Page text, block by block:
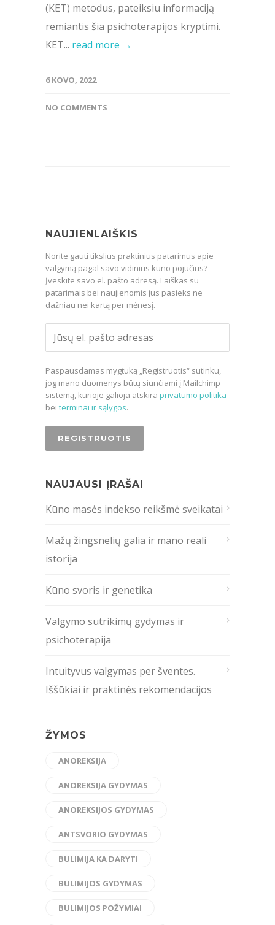
(KET) metodus, pateiksiu informaciją
remiantis šia psichoterapijos kryptimi.
KET... read more →
6 KOVO, 2022
NO COMMENTS
NAUJIENLAIŠKIS
Norite gauti tikslius praktinius patarimus apie
valgymą pagal savo vidinius kūno pojūčius?
Įveskite savo el. pašto adresą. Laiškas su
patarimais bei naujienomis jus pasieks ne
dažniau nei kartą per mėnesį.
Paspausdamas mygtuką „Registruotis“ sutinku,
jog mano duomenys būtų siunčiami į Mailchimp
sistemą, kurioje galioja atskira privatumo politika
bei terminai ir sąlygos.
NAUJAUSI ĮRAŠAI
Kūno masės indekso reikšmė sveikatai
Mažų žingsnelių galia ir mano reali
istorija
Kūno svoris ir genetika
Valgymo sutrikimų gydymas ir
psichoterapija
Intuityvus valgymas per šventes.
Iššūkiai ir praktinės rekomendacijos
ŽYMOS
ANOREKSIJA
ANOREKSIJA GYDYMAS
ANOREKSIJOS GYDYMAS
ANTSVORIO GYDYMAS
BULIMIJA KA DARYTI
BULIMIJOS GYDYMAS
BULIMIJOS POŽYMIAI